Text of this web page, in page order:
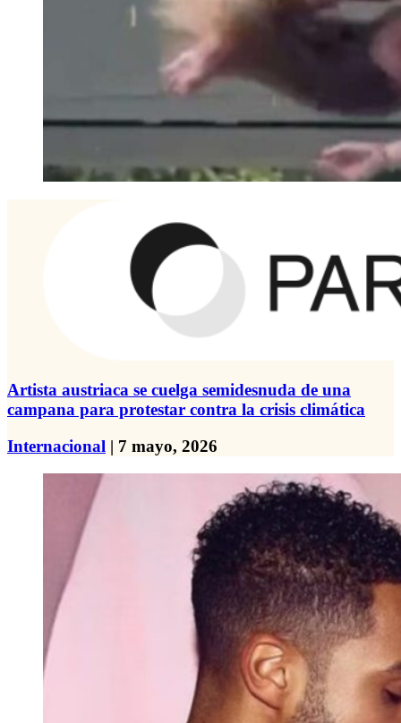
Artista austriaca se cuelga semidesnuda de una
campana para protestar contra la crisis climática
Internacional | 7 mayo, 2026